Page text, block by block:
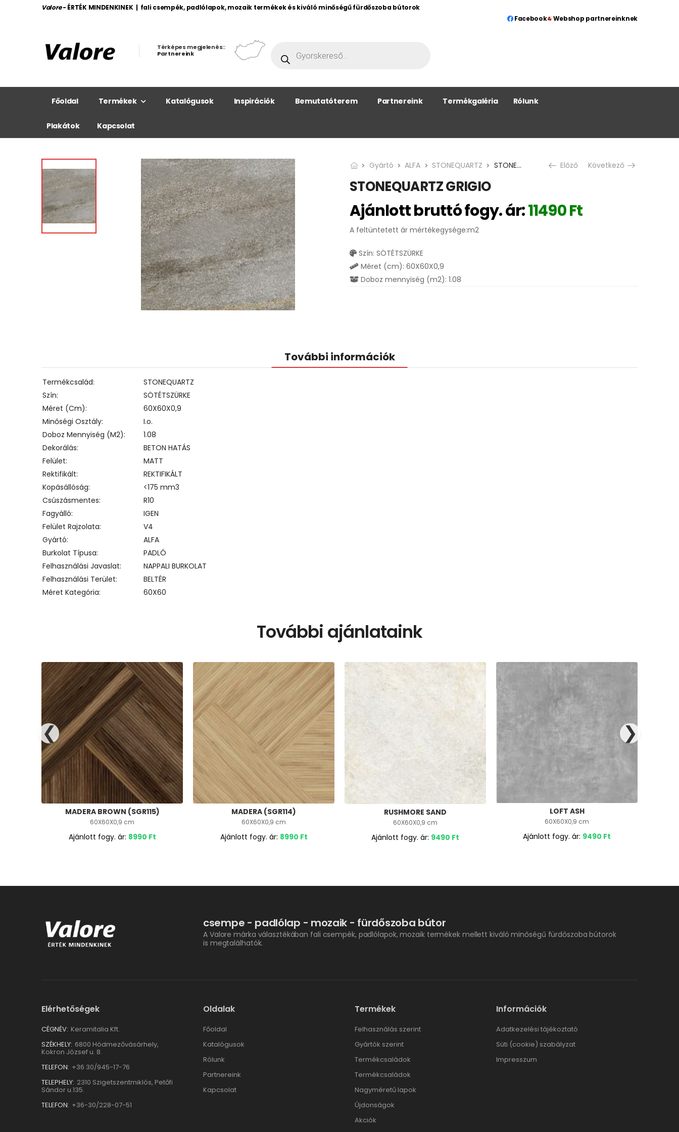
Valore - ÉRTÉK MINDENKINEK | fali csempék, padlólapok, mozaik termékek és kiváló minőségű fürdőszoba bútorok
Facebook
Webshop partnereinknek
Térképes megjelenés::
Partnereink
Főoldal Termékek Katalógusok Inspirációk Bemutatóterem Partnereink Termékgaléria Rólunk
Plakátok Kapcsolat
Gyártó ALFA STONEQUARTZ STONEQUARTZ GRIGIO Előző Következő
STONEQUARTZ GRIGIO
Ajánlott bruttó fogy. ár:11490Ft
A feltüntetett ár mértékegysége:m2
Szín: SÖTÉTSZÜRKE
Méret (cm): 60X60X0,9
Doboz mennyiség (m2): 1.08
További információk
Termékcsalád
STONEQUARTZ
Szín
SÖTÉTSZÜRKE
Méret (cm)
60X60X0,9
Minőségi Osztály
I.o.
Doboz Mennyiség (m2)
1.08
Dekorálás
BETON HATÁS
Felület
MATT
Rektifikált
REKTIFIKÁLT
Kopásállóság
<175 mm3
Csúszásmentes
R10
Fagyálló
IGEN
Felület Rajzolata
V4
Gyártó
ALFA
Burkolat Típusa
PADLÓ
Felhasználási Javaslat
NAPPALI BURKOLAT
Felhasználási Terület
BELTÉR
Méret Kategória
60X60
További ajánlataink
MADERA BROWN (SGR115)
60X60X0,9 cm
Ajánlott fogy. ár: 8990 Ft
MADERA (SGR114)
60X60X0,9 cm
Ajánlott fogy. ár: 8990 Ft
RUSHMORE SAND
60X60X0,9 cm
Ajánlott fogy. ár: 9490 Ft
LOFT ASH
60X60X0,9 cm
Ajánlott fogy. ár: 9490 Ft
❮ ❯
csempe - padlólap - mozaik - fürdőszoba bútor
A Valore márka választékában fali csempék, padlólapok, mozaik termékek mellett kiváló minőségű fürdőszoba bútorok
is megtalálhatók.
Elérhetőségek
CÉGNÉV: Keramitalia Kft.
SZÉKHELY: 6800 Hódmezővásárhely,
Kokron József u. 8.
TELEFON: +36 30/945-17-76
TELEPHELY: 2310 Szigetszentmiklós, Petőfi
Sándor u.135.
TELEFON: +36-30/228-07-51
Oldalak
Főoldal
Katalógusok
Rólunk
Partnereink
Kapcsolat
Termékek
Felhasználás szerint
Gyártók szerint
Termékcsaládok
Termékcsaládok
Nagyméretű lapok
Újdonságok
Akciók
Információk
Adatkezelési tájékoztató
Süti (cookie) szabályzat
Impresszum